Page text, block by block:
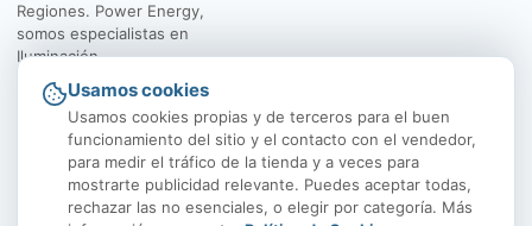
Regiones. Power Energy,
somos especialistas en
Iluminación.
El Rosal 4547, Huechuraba
Usamos cookies
Usamos cookies propias y de terceros para el buen
funcionamiento del sitio y el contacto con el vendedor,
para medir el tráfico de la tienda y a veces para
mostrarte publicidad relevante. Puedes aceptar todas,
rechazar las no esenciales, o elegir por categoría. Más